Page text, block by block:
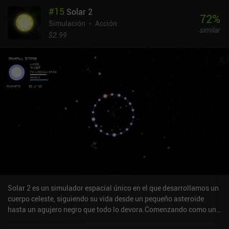
humanos. Esto significa que debes esperar perder y volver a
empezar varias veces. Créeme, se vuelve increíblemente
desafiante. Despotism 3k cuesta 3,49 $ en Android y 3,99 $ en iOS,
tune crean una atmósfera estética que atraerá a cualquiera que
disfrute de los juegos retro.
#15 Solar 2
Simulación
Acción
$2.99
72%
similar
Solar 2 es un simulador espacial único en el que desarrollamos un
cuerpo celeste, siguiendo su vida desde un pequeño asteroide
hasta un agujero negro que todo lo devora.Comenzando como una